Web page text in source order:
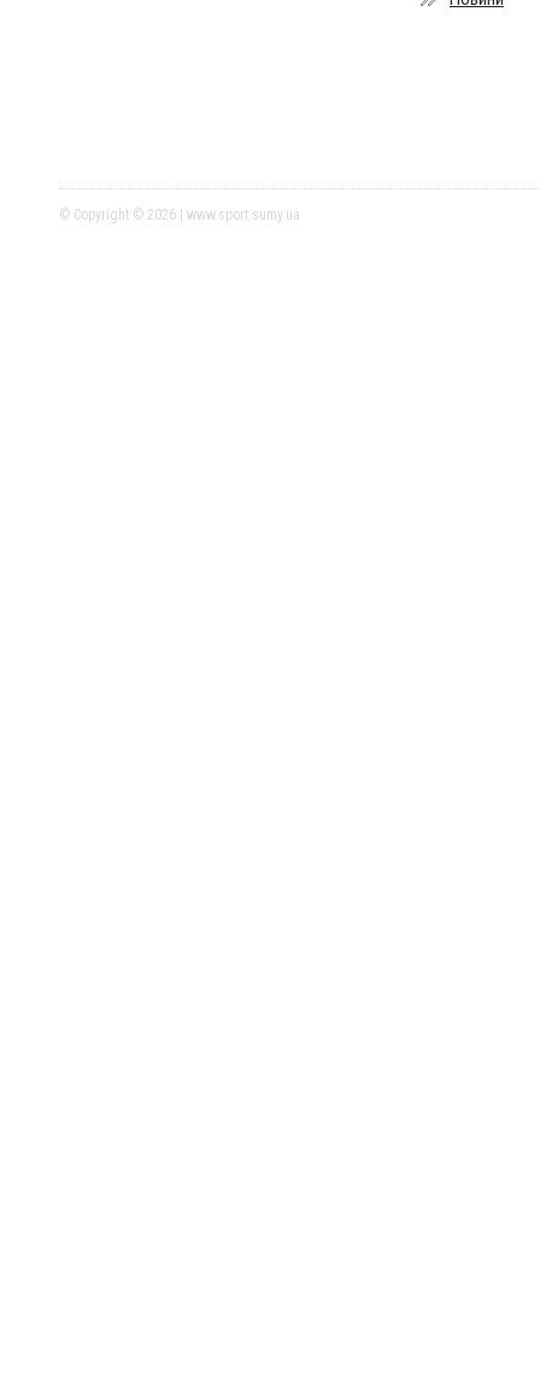
© Copyright © 2026 | www.sport.sumy.ua